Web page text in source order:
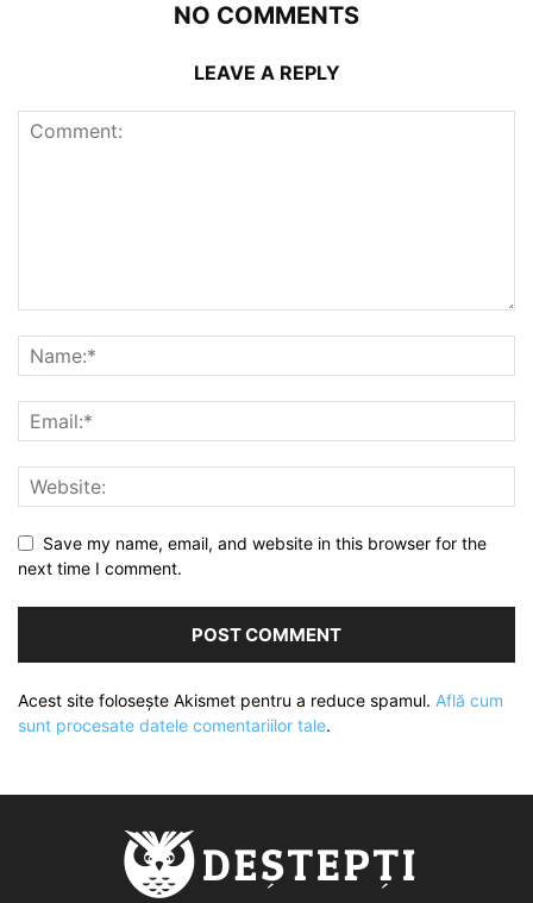
NO COMMENTS
LEAVE A REPLY
Save my name, email, and website in this browser for the
next time I comment.
Acest site folosește Akismet pentru a reduce spamul. Află cum
sunt procesate datele comentariilor tale.